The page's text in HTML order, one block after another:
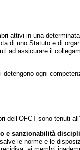
attivi in una
di uno Statuto e di
ad assicurare il
detengono ogni
dell’OFCT sono tenuti
e sanzionabilità
le norme e le